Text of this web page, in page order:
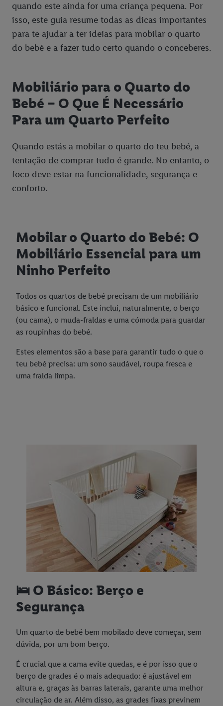
quando este ainda for uma criança pequena. Por
isso, este guia resume todas as dicas importantes
para te ajudar a ter ideias para mobilar o quarto
do bebé e a fazer tudo certo quando o conceberes.
Mobiliário para o Quarto do
Bebé – O Que É Necessário
Para um Quarto Perfeito
Quando estás a mobilar o quarto do teu bebé, a
tentação de comprar tudo é grande. No entanto, o
foco deve estar na funcionalidade, segurança e
conforto.
Mobilar o Quarto do Bebé: O
Mobiliário Essencial para um
Ninho Perfeito
Todos os quartos de bebé precisam de um mobiliário
básico e funcional. Este inclui, naturalmente, o berço
(ou cama), o muda-fraldas e uma cómoda para guardar
as roupinhas do bebé.
Estes elementos são a base para garantir tudo o que o
teu bebé precisa: um sono saudável, roupa fresca e
uma fralda limpa.
🛌 O Básico: Berço e
Segurança
Um quarto de bebé bem mobilado deve começar, sem
dúvida, por um bom berço.
É crucial que a cama evite quedas, e é por isso que o
berço de grades é o mais adequado: é ajustável em
altura e, graças às barras laterais, garante uma melhor
circulação de ar. Além disso, as grades fixas previnem